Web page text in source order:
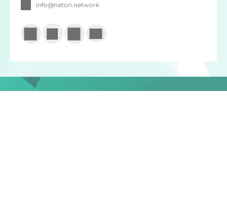
info@naton.network